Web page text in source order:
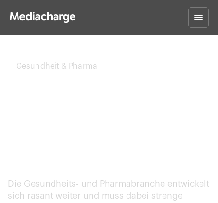
Gesundheit & Pharma
Die Gesundheits- und Pharmabranche entwickelt
sich rasant weiter und muss dabei strenge